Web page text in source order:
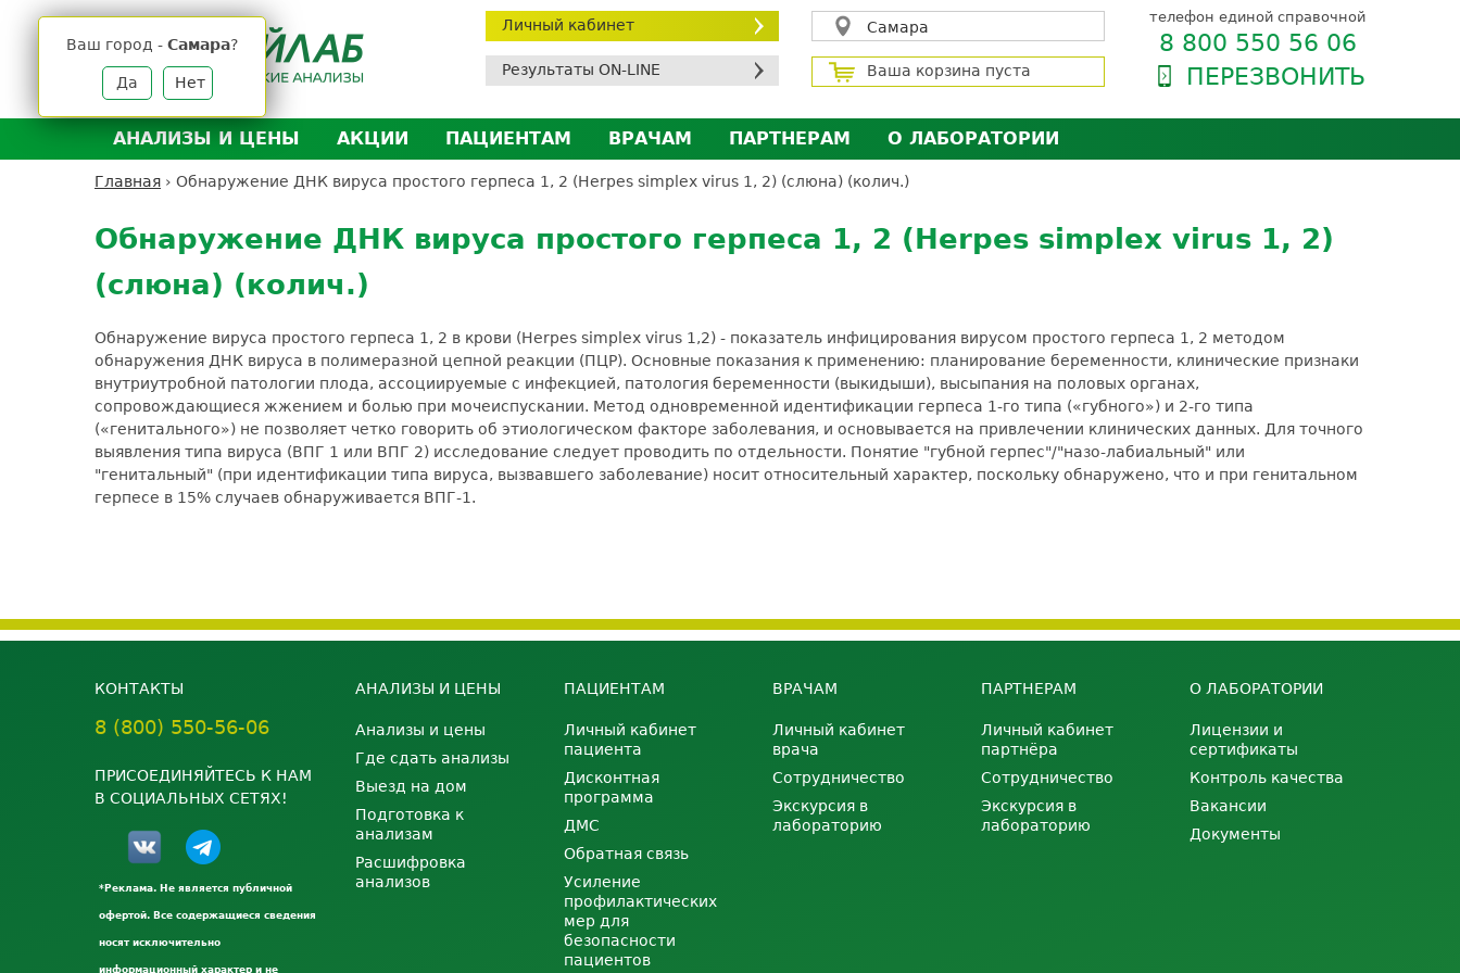
Личный кабинет
Результаты ON-LINE
Самара
Ваш город - Самара?
Да Нет
Ваша корзина пуста
телефон единой справочной
8 800 550 56 06
ПЕРЕЗВОНИТЬ
АНАЛИЗЫ И ЦЕНЫ
Анализы и цены
Выезд на дом
Подготовка к анализам
АКЦИИ
ПАЦИЕНТАМ
Личный кабинет пациента
ДМС
Налоговый вычет
ВРАЧАМ
Личный кабинет врача
Экскурсия в лабораторию
ПАРТНЕРАМ
Личный кабинет партнёра
Экскурсия в лабораторию
О ЛАБОРАТОРИИ
Лицензии и сертификаты
Вакансии
здесь
Главная › Обнаружение ДНК вируса простого герпеса 1, 2 (Herpes simplex virus 1, 2) (слюна) (колич.)
to
top
Обнаружение ДНК вируса простого герпеса 1, 2 (Herpes simplex virus 1, 2)
(слюна) (колич.)
Обнаружение вируса простого герпеса 1, 2 в крови (Herpes simplex virus 1,2) - показатель инфицирования вирусом простого герпеса 1, 2 методом
обнаружения ДНК вируса в полимеразной цепной реакции (ПЦР). Основные показания к применению: планирование беременности, клинические признаки
внутриутробной патологии плода, ассоциируемые с инфекцией, патология беременности (выкидыши), высыпания на половых органах,
сопровождающиеся жжением и болью при мочеиспускании. Метод одновременной идентификации герпеса 1-го типа («губного») и 2-го типа
(«генитального») не позволяет четко говорить об этиологическом факторе заболевания, и основывается на привлечении клинических данных. Для точного
выявления типа вируса (ВПГ 1 или ВПГ 2) исследование следует проводить по отдельности. Понятие "губной герпес"/"назо-лабиальный" или
"генитальный" (при идентификации типа вируса, вызвавшего заболевание) носит относительный характер, поскольку обнаружено, что и при генитальном
герпесе в 15% случаев обнаруживается ВПГ-1.
КОНТАКТЫ
8 (800) 550-56-06
ПРИСОЕДИНЯЙТЕСЬ К НАМ
В СОЦИАЛЬНЫХ СЕТЯХ!
*Реклама. Не является публичной
офертой. Все содержащиеся сведения
носят исключительно
информационный характер и не
АНАЛИЗЫ И ЦЕНЫ
Анализы и цены
Где сдать анализы
Выезд на дом
Подготовка к
анализам
Расшифровка
анализов
ПАЦИЕНТАМ
Личный кабинет
пациента
Дисконтная
программа
ДМС
Обратная связь
Усиление
профилактических
мер для
безопасности
пациентов
ВРАЧАМ
Личный кабинет
врача
Сотрудничество
Экскурсия в
лабораторию
ПАРТНЕРАМ
Личный кабинет
партнёра
Сотрудничество
Экскурсия в
лабораторию
О ЛАБОРАТОРИИ
Лицензии и
сертификаты
Контроль качества
Вакансии
Документы